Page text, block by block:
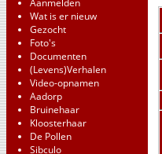
Aanmelden
Wat is er nieuw
Gezocht
Foto's
Documenten
(Levens)Verhalen
Video-opnamen
Aadorp
Bruinehaar
Kloosterhaar
De Pollen
Sibculo